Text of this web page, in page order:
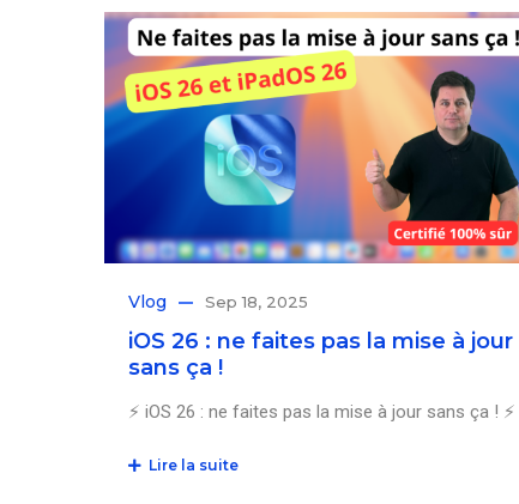
Vlog Sep 18, 2025
iOS 26 : ne faites pas la mise à jour
sans ça !
⚡️ iOS 26 : ne faites pas la mise à jour sans ça ! ⚡️
Lire la suite